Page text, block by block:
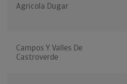
Agricola Dugar
Campos Y Valles De
Castroverde